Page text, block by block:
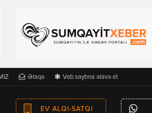
Əlaqə Veb saytına əlavə et
EV ALQI-SATQI